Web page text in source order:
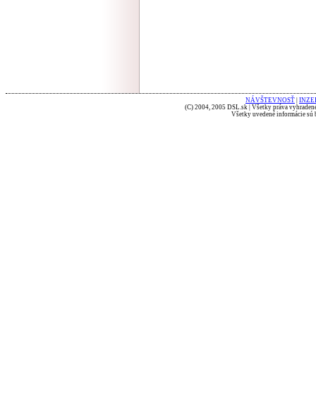
NÁVŠTEVNOSŤ
(C) 2004, 2005 DSL.sk | Všetky práva
Všetky uvedené informácie sú